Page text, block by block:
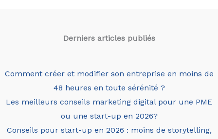
Derniers articles publiés
Comment créer et modifier son entreprise en moins de
48 heures en toute sérénité ?
Les meilleurs conseils marketing digital pour une PME
ou une start-up en 2026?
Conseils pour start-up en 2026 : moins de storytelling,